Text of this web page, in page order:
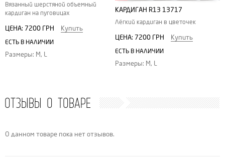
Вязанный шерстяной объемный
кардиган на пуговицах
ЦЕНА: 7200 ГРН Купить
ЕСТЬ В НАЛИЧИИ
Размеры: M, L
КАРДИГАН R13 13717
Лёгкий кардиган в цветочек
ЦЕНА: 7200 ГРН Купить
ЕСТЬ В НАЛИЧИИ
Размеры: M, L
ОТЗЫВЫ О ТОВАРЕ
О данном товаре пока нет отзывов.